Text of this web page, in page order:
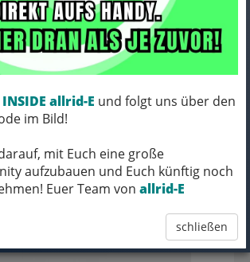
INSIDE allrid-E und folgt uns über den
im Bild!
mit Euch eine große
aufzubauen und Euch künftig noch
Euer Team von allrid-E
schließen
Bontrager Shoe Sizer